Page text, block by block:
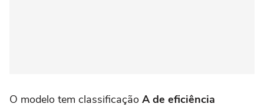
O modelo tem classificação A de eficiência